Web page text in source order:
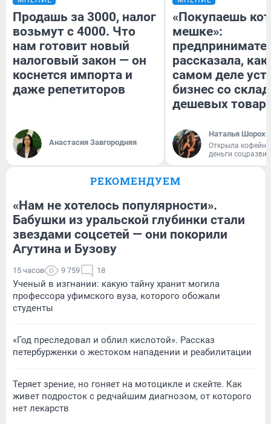
Продашь за 3000, налог
возьмут с 4000. Что
нам готовит новый
налоговый закон — он
коснется импорта и
даже репетиторов
Анастасия Завгородняя
«Покупаешь
мешке»:
рассказала, как
самом деле
бизнес со
дешевых
Наталья
Открыла
деньги
РЕКОМЕНДУЕМ
«Нам не хотелось популярности».
Бабушки из уральской глубинки стали
звездами соцсетей — они покорили
Агутина и Бузову
15 часов 9 759 18
Ученый в изгнании: какую тайну хранит могила
профессора уфимского вуза, которого обожали
студенты
«Год преследовал и облил кислотой». Рассказ
петербурженки о жестоком нападении и реабилитации
Теряет зрение, но гоняет на мотоцикле и скейте. Как
живет подросток с редчайшим диагнозом, от которого
нет лекарств